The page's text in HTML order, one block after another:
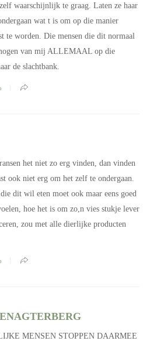
waarschijnlijk te graag. Laten ze haar
wat t is om op die manier
te worden. Die mensen die dit normaal
van mij ALLEMAAL op die
de slachtbank.
het niet zo erg vinden, dan vinden
ook niet erg om het zelf te ondergaan.
dit wil eten moet ook maar eens goed
hoe het is om zo,n vies stukje lever
zou met alle dierlijke producten
MENSEN STOPPEN DAARMEE